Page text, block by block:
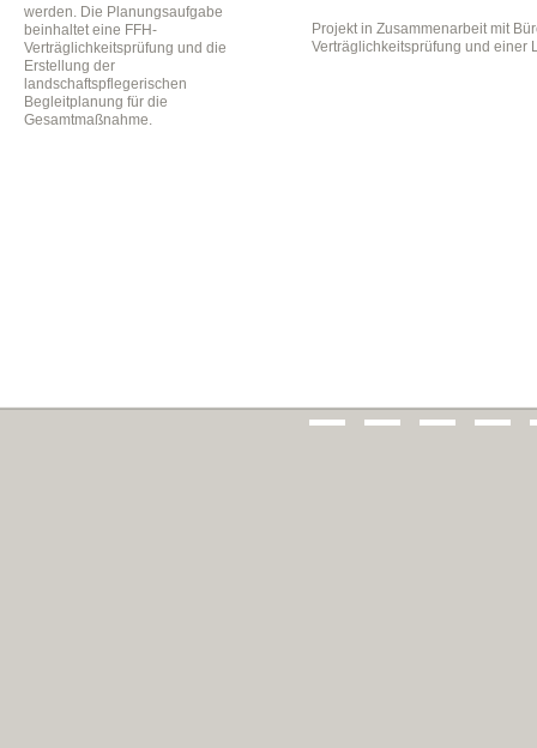
werden. Die Planungsaufgabe
beinhaltet eine FFH-
Verträglichkeitsprüfung und die
Erstellung der
landschaftspflegerischen
Begleitplanung für die
Gesamtmaßnahme.
Projekt in Zusammenarbeit mit
Verträglichkeitsprüfung und einer